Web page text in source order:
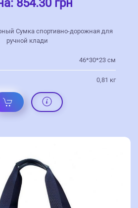
854.30 грн
Сумка спортивно-дорожная для
ручной клади
46*30*23 см
0,81 кг